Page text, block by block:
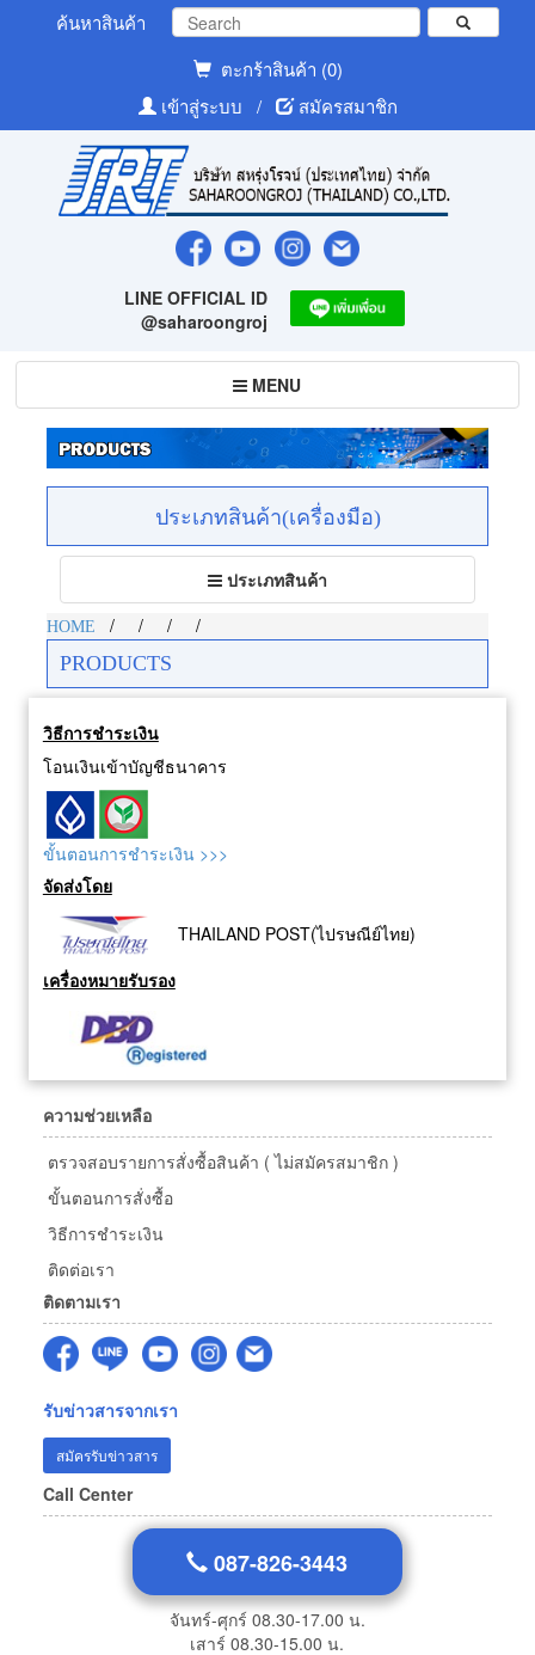
ค้นหาสินค้า
ตะกร้าสินค้า (0)
เข้าสู่ระบบ
/ สมัครสมาชิก
LINE OFFICIAL ID
@saharoongroj
Toggle
navigation
MENU
ประเภทสินค้า(เครื่องมือ)
Toggle
navigation
ประเภทสินค้า
HOME / / /
/
PRODUCTS
วิธีการชำระเงิน
โอนเงินเข้าบัญชีธนาคาร
ขั้นตอนการชำระเงิน >>>
จัดส่งโดย
THAILAND POST(ไปรษณีย์ไทย)
เครื่องหมายรับรอง
ความช่วยเหลือ
ตรวจสอบรายการสั่งซื้อสินค้า ( ไม่สมัครสมาชิก )
ขั้นตอนการสั่งซื้อ
วิธีการชำระเงิน
ติดต่อเรา
ติดตามเรา
รับข่าวสารจากเรา
สมัครรับข่าวสาร
Call Center
087-826-3443
จันทร์-ศุกร์ 08.30-17.00 น.
เสาร์ 08.30-15.00 น.